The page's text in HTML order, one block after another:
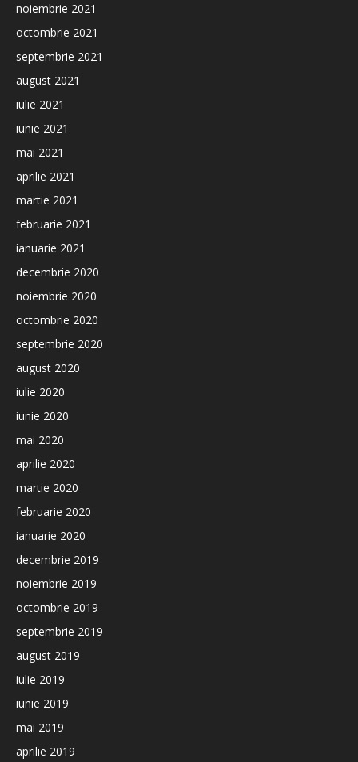
noiembrie 2021
octombrie 2021
septembrie 2021
august 2021
iulie 2021
iunie 2021
mai 2021
aprilie 2021
martie 2021
februarie 2021
ianuarie 2021
decembrie 2020
noiembrie 2020
octombrie 2020
septembrie 2020
august 2020
iulie 2020
iunie 2020
mai 2020
aprilie 2020
martie 2020
februarie 2020
ianuarie 2020
decembrie 2019
noiembrie 2019
octombrie 2019
septembrie 2019
august 2019
iulie 2019
iunie 2019
mai 2019
aprilie 2019